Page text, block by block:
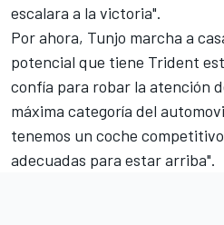
escalara a la victoria".
Por ahora, Tunjo marcha a
potencial que tiene Trident
confía para robar la atención
máxima categoría del
tenemos un coche
adecuadas para estar arriba".